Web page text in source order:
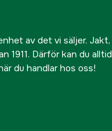
av det vi säljer. Jakt,
1911. Därför kan du alltid
du handlar hos oss!